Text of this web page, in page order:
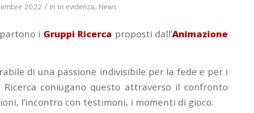
2022 / in In evidenza, News
i Gruppi Ricerca proposti dall’Animazione
di una passione indivisibile per la fede e per i
coniugano questo attraverso il confronto
l’incontro con testimoni, i momenti di gioco.